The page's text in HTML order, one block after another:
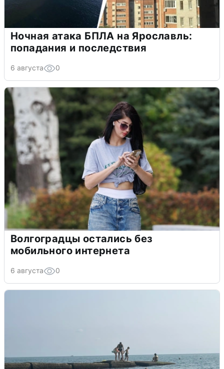
Ночная атака БПЛА на Ярославль:
попадания и последствия
6 августа 0
Волгоградцы остались без
мобильного интернета
6 августа 0